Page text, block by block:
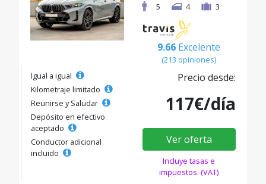
5
4 3
9.66 Excelente
(213 opiniones)
Igual a igual
Kilometraje limitado
Reunirse y Saludar
Depósito en efectivo
aceptado
Conductor adicional
incluido
Precio desde:
117€/día
Ver oferta
Incluye tasas e
impuestos. (VAT)